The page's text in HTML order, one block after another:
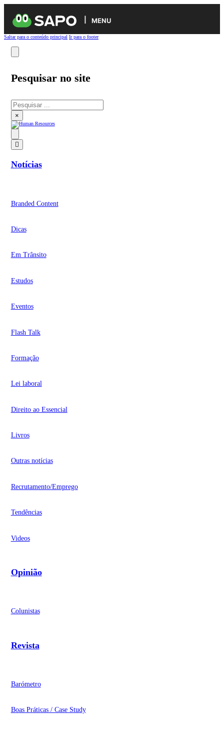
MENU
Saltar para o conteúdo principal Ir para o footer
Pesquisar no site
Pesquisar
×
Notícias
Branded Content
Dicas
Em Trânsito
Estudos
Eventos
Flash Talk
Formação
Lei laboral
Direito ao Essencial
Livros
Outras notícias
Recrutamento/Emprego
Tendências
Videos
Opinião
Colunistas
Revista
Barómetro
Boas Práticas / Case Study